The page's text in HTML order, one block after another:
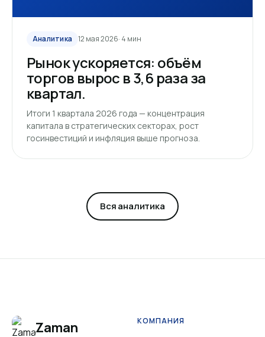
Аналитика 12 мая 2026· 4 мин
Рынок ускоряется: объём
торгов вырос в 3,6 раза за
квартал.
Итоги 1 квартала 2026 года — концентрация
капитала в стратегических секторах, рост
госинвестиций и инфляция выше прогноза.
Вся аналитика
Zaman КОМПАНИЯ